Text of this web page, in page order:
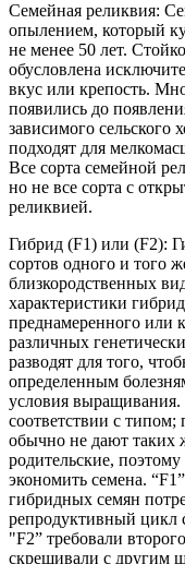
Семейная реликвия:
опылением, который
не менее 50 лет.
обусловлена
вкус или крепость.
появились до
зависимого сельского
подходят для
Все сорта семейной
но не все сорта с
реликвией.
Гибрид (F1) или (F2):
сортов одного и того
близкородственных
характеристики
преднамеренного или
различных
разводят для того,
определенным
условия
соответствии с типом;
обычно не дают таких
родительские,
экономить семена.
гибридных семян
репродуктивный цикл
"F2” требовали
скрещивали с другим